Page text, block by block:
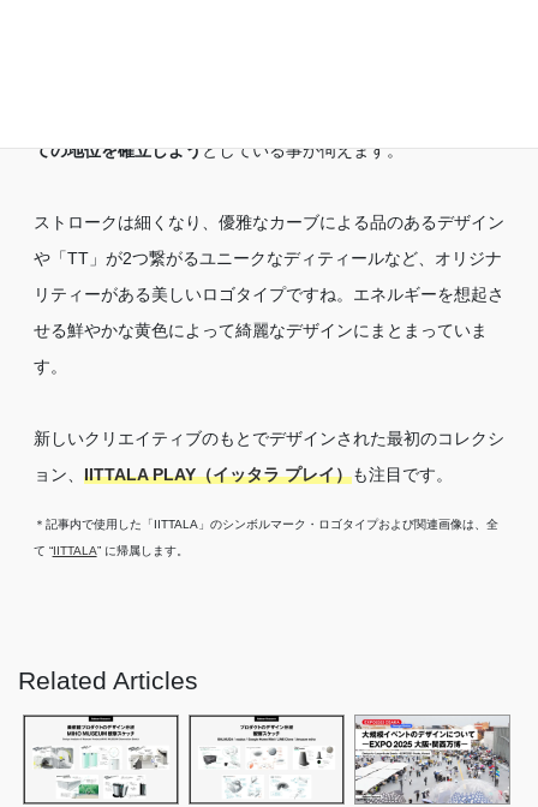
ての地位を確立しようとしている事が伺えます。
ストロークは細くなり、優雅なカーブによる品のあるデザイン
や「TT」が2つ繋がるユニークなディティールなど、オリジナ
リティーがある美しいロゴタイプですね。エネルギーを想起さ
せる鮮やかな黄色によって綺麗なデザインにまとまっていま
す。
新しいクリエイティブのもとでデザインされた最初のコレクシ
ョン、 IITTALA PLAY（イッタラ プレイ）も注目です。
＊記事内で使用した「IITTALA」のシンボルマーク・ロゴタイプおよび関連画像は、全
て “IITTALA” に帰属します。
Related Articles